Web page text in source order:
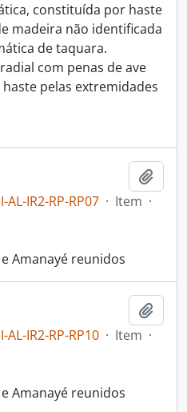
constituída por haste
madeira não identificada
de taquara.
com penas de ave
pelas extremidades
AL-IR2-RP-RP07 · Item ·
Amanayé reunidos
AL-IR2-RP-RP10 · Item ·
Amanayé reunidos